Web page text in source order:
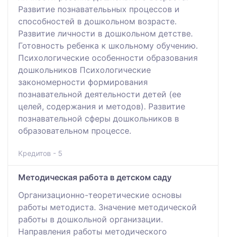
Развитие познавателььных процессов и
способностей в дошкольном возрасте.
Развитие личности в дошкольном детстве.
Готовность ребенка к школьному обучению.
Психологические особенности образования
дошкольников Психологические
закономерности формирования
познавательной деятельности детей (ее
целей, содержания и методов). Развитие
познавательной сферы дошкольников в
образовательном процессе.
Кредитов - 5
Методическая работа в детском саду
Организационно-теоретические основы
работы методиста. Значение методической
работы в дошкольной организации.
Направления работы методического